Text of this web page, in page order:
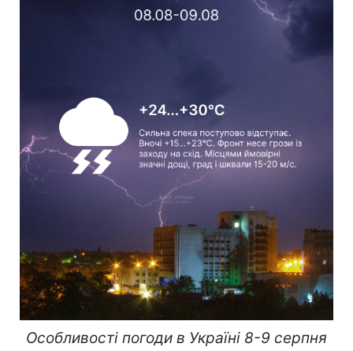
Особливості погоди в Україні 8-9 серпня